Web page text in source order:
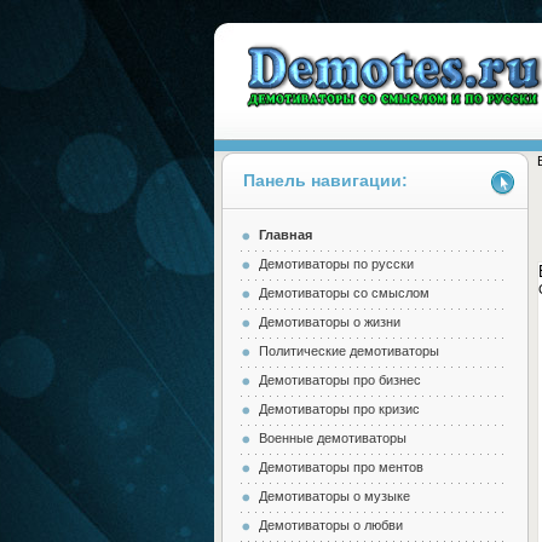
Demotes.ru
Панель навигации:
Главная
Демотиваторы по русски
Демотиваторы со смыслом
Демотиваторы о жизни
Политические демотиваторы
Демотиваторы про бизнес
Демотиваторы про кризис
Военные демотиваторы
Демотиваторы про ментов
Демотиваторы о музыке
Демотиваторы о любви